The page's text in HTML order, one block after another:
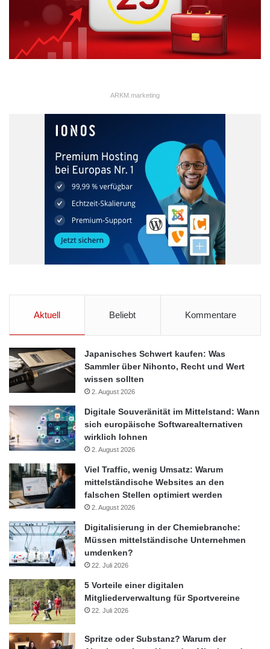
ARKM.marketing
Aktuell Beliebt Kommentare
Japanisches Schwert kaufen: Was
Sammler über Nihonto, Recht und Wert
wissen sollten
2. August 2026
Digitale Souveränität im Mittelstand: Wann
sich europäische Softwarealternativen
wirklich lohnen
2. August 2026
Viel Traffic, wenig Umsatz: Warum
mittelständische Websites an den
falschen Stellen optimiert werden
2. August 2026
Digitalisierung in der Chemiebranche:
Müssen mittelständische Unternehmen
umdenken?
22. Juli 2026
5 Vorteile einer digitalen
Mitgliederverwaltung für Sportvereine
22. Juli 2026
Spritze oder Substanz? Warum der